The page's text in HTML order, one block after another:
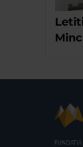
FUNDATIA